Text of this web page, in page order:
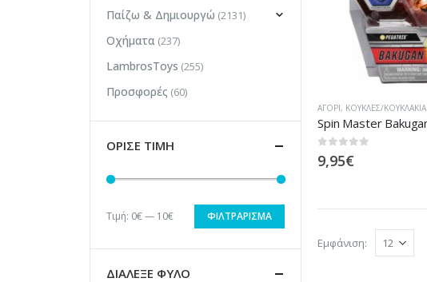
ΑΓΌΡΙ, ΚΟΎΚΛΕΣ/ΚΟΥΚΛΆΚΙΑ
0out of 5
9,95€
Εμφάνιση:
Παίζω & Δημιουργώ (2131)
Οχήματα (237)
LambrosToys (255)
Προσφορές (60)
ΟΡΙΣΕ ΤΙΜΗ
Ελάχιστη
Μέγιστη
ΦΙΛΤΡΆΡΙΣΜΑ
Τιμή: 0€— 10€
ΔΙΑΛΕΞΕ ΦΥΛΟ